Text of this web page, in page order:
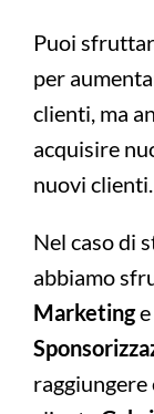
Puoi
per
clienti, ma
acquisire
nuovi clienti.
Nel caso di
abbiamo
Marketinge